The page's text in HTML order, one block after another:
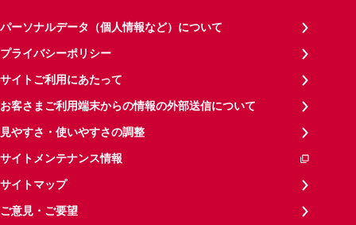
パーソナルデータ（個人情報など）について
プライバシーポリシー
サイトご利用にあたって
お客さまご利用端末からの情報の外部送信について
見やすさ・使いやすさの調整
サイトメンテナンス情報
サイトマップ
ご意見・ご要望